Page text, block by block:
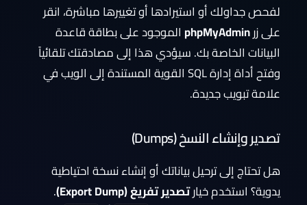
لفحص جداولك أو استيرادها أو تغييرها مباشرة، انقر
على زرphpMyAdmin الموجود على بطاقة قاعدة
البيانات الخاصة بك. سيؤدي هذا إلى مصادقتك تلقائياً
وفتح أداة إدارة SQL القوية المستندة إلى الويب في
علامة تبويب جديدة.
تصدير وإنشاء النسخ (Dumps)
هل تحتاج إلى ترحيل بياناتك أو إنشاء نسخة احتياطية
يدوية؟ استخدم خيارتصدير تفريغ (Export Dump)
.